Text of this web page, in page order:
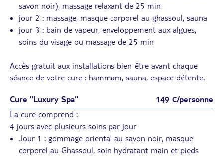
savon noir), massage relaxant de 25 min
jour 2 : massage, masque corporel au ghassoul, sauna
jour 3 : bain de vapeur, enveloppement aux algues,
soins du visage ou massage de 25 min
Accès gratuit aux installations bien-être avant chaque
séance de votre cure : hammam, sauna, espace détente.
Cure "Luxury Spa"
149 €/personne
La cure comprend :
4 jours avec plusieurs soins par jour
Jour 1 : gommage oriental au savon noir, masque
corporel au Ghassoul, soin hydratant main et pieds